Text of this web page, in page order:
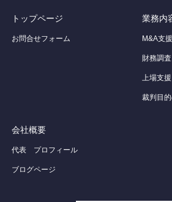
トップページ
お問合せフォーム
業務内
M&A支援
財務調
上場支
裁判目
会社概要
代表 プロフィール
ブログページ